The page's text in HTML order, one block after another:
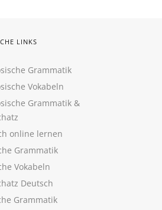
LINKS
Grammatik
Vokabeln
Grammatik &
online lernen
Grammatik
Vokabeln
Deutsch
Grammatik